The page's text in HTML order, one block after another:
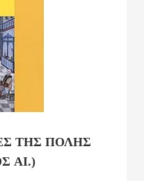
ΤΗΣ ΠΟΛΗΣ
ΑΙ.)